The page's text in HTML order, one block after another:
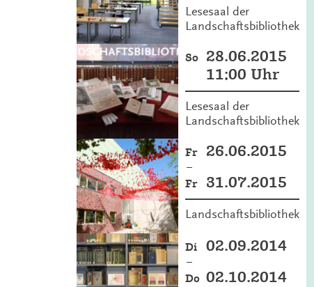
Lesesaal der
Landschaftsbibliothek
So
28.06.2015
11:00 Uhr
Lesesaal der
Landschaftsbibliothek
Fr 26.06.2015
–
Fr 31.07.2015
Landschaftsbibliothek
Di 02.09.2014
–
Do 02.10.2014